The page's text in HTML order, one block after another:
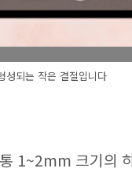
성되는 작은 결절입니다
1~2mm 크기의